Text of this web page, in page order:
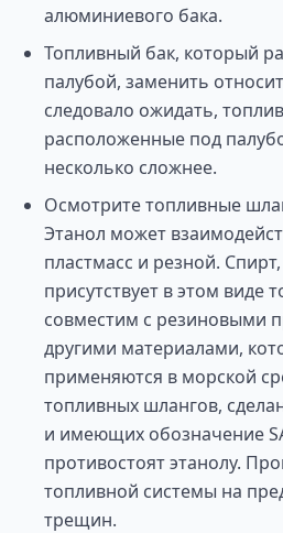
алюминиевого бака.
Топливный бак, который
палубой, заменить
следовало ожидать,
расположенные под
несколько сложнее.
Осмотрите топливные
Этанол может
пластмасс и резной.
присутствует в этом виде
совместим с резиновыми
другими материалами,
применяются в морской
топливных шлангов,
и имеющих обозначение
противостоят этанолу.
топливной системы на
трещин.